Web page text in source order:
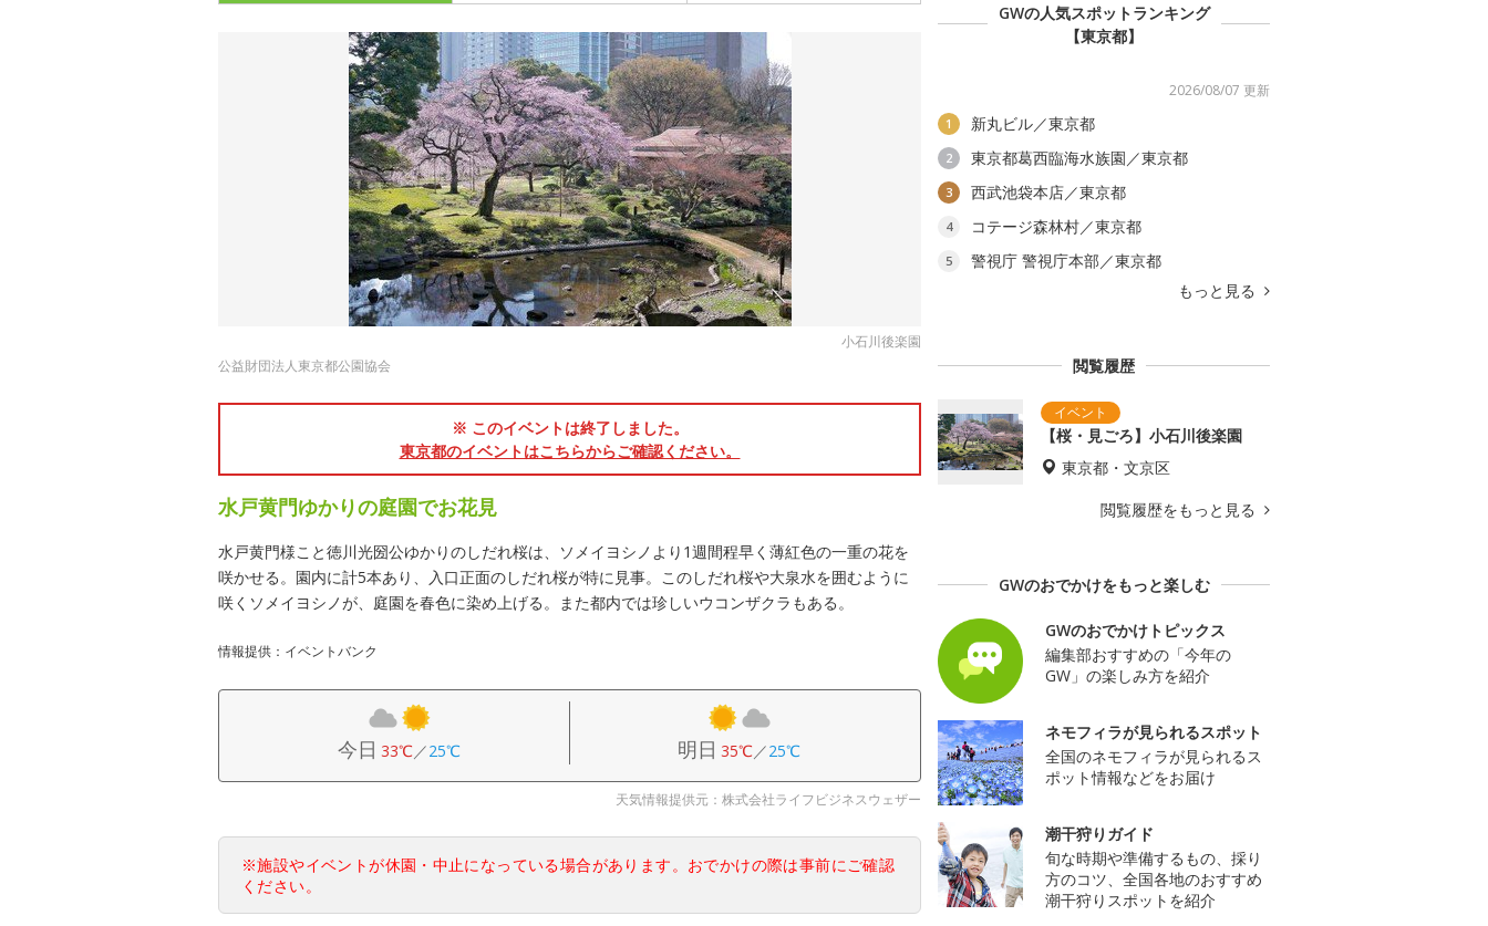
小石川後楽園
公益財団法人東京都公園協会
※ このイベントは終了しました。
東京都のイベントはこちらからご確認ください。
水戸黄門ゆかりの庭園でお花見
水戸黄門様こと徳川光圀公ゆかりのしだれ桜は、ソメイヨシノより1週間程早く薄紅色の一重の花を
咲かせる。園内に計5本あり、入口正面のしだれ桜が特に見事。このしだれ桜や大泉水を囲むように
咲くソメイヨシノが、庭園を春色に染め上げる。また都内では珍しいウコンザクラもある。
情報提供：イベントバンク
今日 33℃／25℃ 明日 35℃／25℃
天気情報提供元：株式会社ライフビジネスウェザー
※施設やイベントが休園・中止になっている場合があります。おでかけの際は事前にご確認
ください。
GWの人気スポットランキング
【東京都】
2026/08/07 更新
1 新丸ビル／東京都
2 東京都葛西臨海水族園／東京都
3 西武池袋本店／東京都
4 コテージ森林村／東京都
5
警視庁 警視庁本部／東京都
もっと見る
閲覧履歴
【桜・見ごろ】小石川後楽園
東京都・文京区
閲覧履歴をもっと見る
GWのおでかけをもっと楽しむ
GWのおでかけトピックス
編集部おすすめの「今年の
GW」の楽しみ方を紹介
ネモフィラが見られるスポット
全国のネモフィラが見られるス
ポット情報などをお届け
潮干狩りガイド
旬な時期や準備するもの、採り
方のコツ、全国各地のおすすめ
潮干狩りスポットを紹介